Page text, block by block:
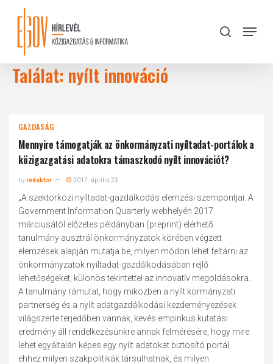
content
search
Menu
Találat: nyílt innováció
GAZDASÁG
Mennyire támogatják az önkormányzati nyíltadat-portálok a
közigazgatási adatokra támaszkodó nyílt innovációt?
byredaktor 2017. április 23.
„A szektorközi nyíltadat-gazdálkodás elemzési szempontjai. A
Government Information Quarterly webhelyén 2017.
márciusától előzetes példányban (preprint) elérhető
tanulmány ausztrál önkormányzatok körében végzett
elemzések alapján mutatja be, milyen módon lehet feltárni az
önkormányzatok nyíltadat-gazdálkodásában rejlő
lehetőségeket, különös tekintettel az innovatív megoldásokra.
A tanulmány rámutat, hogy miközben a nyílt kormányzati
partnerség és a nyílt adatgazdálkodási kezdeményezések
világszerte terjedőben vannak, kevés empirikus kutatási
eredmény áll rendelkezésünkre annak felmérésére, hogy mire
lehet egyáltalán képes egy nyílt adatokat biztosító portál,
ehhez milyen szakpolitikák társulhatnak, és milyen
Close